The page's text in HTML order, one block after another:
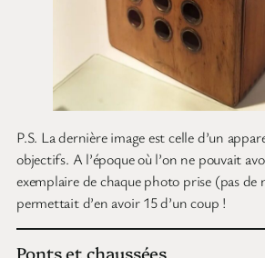
P.S. La dernière image est celle d’un
objectifs. A l’époque où l’on ne pouvait
exemplaire de chaque photo prise (pas de
permettait d’en avoir 15 d’un coup !
Ponts et chaussées